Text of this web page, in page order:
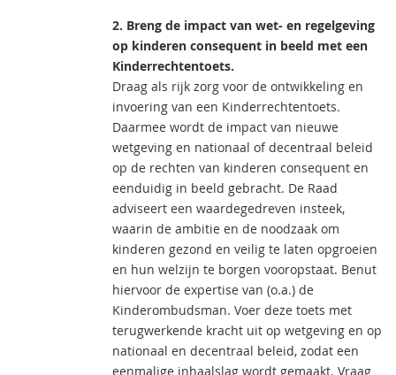
2. Breng de impact van wet- en regelgeving
op kinderen consequent in beeld met een
Kinderrechtentoets.
Draag als rijk zorg voor de ontwikkeling en
invoering van een Kinderrechtentoets.
Daarmee wordt de impact van nieuwe
wetgeving en nationaal of decentraal beleid
op de rechten van kinderen consequent en
eenduidig in beeld gebracht. De Raad
adviseert een waardegedreven insteek,
waarin de ambitie en de noodzaak om
kinderen gezond en veilig te laten opgroeien
en hun welzijn te borgen vooropstaat. Benut
hiervoor de expertise van (o.a.) de
Kinderombudsman. Voer deze toets met
terugwerkende kracht uit op wetgeving en op
nationaal en decentraal beleid, zodat een
eenmalige inhaalslag wordt gemaakt. Vraag